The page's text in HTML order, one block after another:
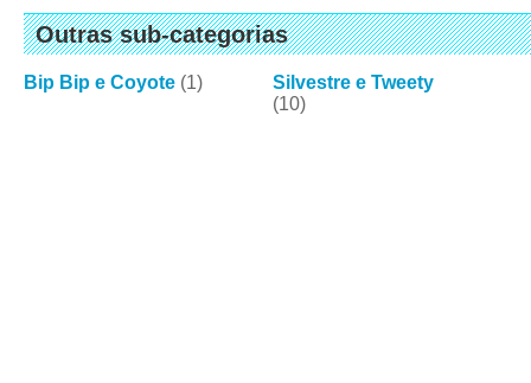
Outras sub-categorias
Bip Bip e Coyote (1)
Silvestre e Tweety
(10)